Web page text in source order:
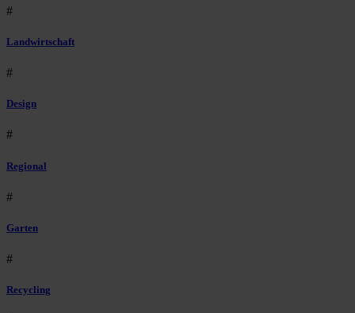
#
Landwirtschaft
#
Design
#
Regional
#
Garten
#
Recycling